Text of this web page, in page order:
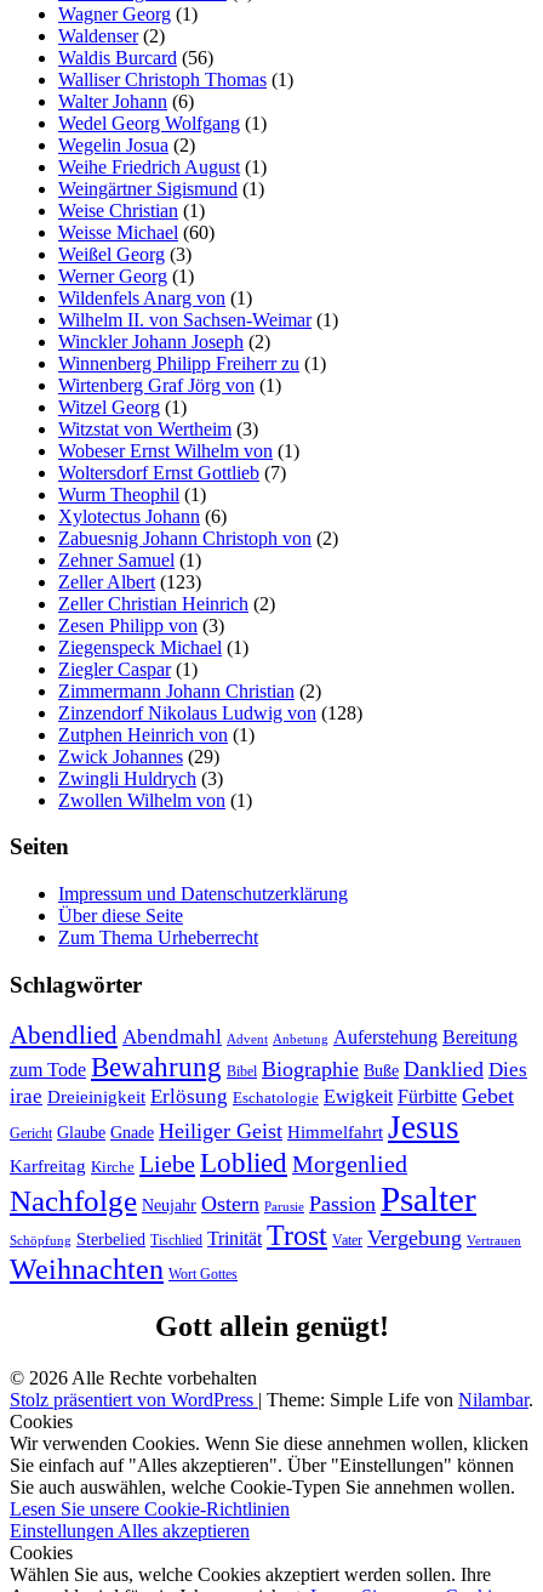
Wagner Georg (1)
Waldenser(2)
Waldis Burcard (56)
Walliser Christoph Thomas (1)
Walter Johann (6)
Wedel Georg Wolfgang (1)
Wegelin Josua (2)
Weihe Friedrich August (1)
Weingärtner Sigismund (1)
Weise Christian (1)
Weisse Michael (60)
Weißel Georg (3)
Werner Georg (1)
Wildenfels Anarg von (1)
Wilhelm II. von Sachsen-Weimar(1)
Winckler Johann Joseph (2)
Winnenberg Philipp Freiherr zu (1)
Wirtenberg Graf Jörg von (1)
Witzel Georg (1)
Witzstat von Wertheim (3)
Wobeser Ernst Wilhelm von (1)
Woltersdorf Ernst Gottlieb (7)
Wurm Theophil (1)
Xylotectus Johann (6)
Zabuesnig Johann Christoph von (2)
Zehner Samuel (1)
Zeller Albert (123)
Zeller Christian Heinrich (2)
Zesen Philipp von (3)
Ziegenspeck Michael (1)
Ziegler Caspar(1)
Zimmermann Johann Christian (2)
Zinzendorf Nikolaus Ludwig von (128)
Zutphen Heinrich von (1)
Zwick Johannes (29)
Zwingli Huldrych (3)
Zwollen Wilhelm von (1)
Seiten
Impressum und Datenschutzerklärung
Über diese Seite
Zum Thema Urheberrecht
Schlagwörter
Abendlied Abendmahl Advent Anbetung Auferstehung Bereitung
zum Tode Bewahrung Bibel Biographie Buße Danklied Dies
irae Dreieinigkeit Erlösung Eschatologie Ewigkeit Fürbitte Gebet
Gericht Glaube Gnade Heiliger Geist Himmelfahrt Jesus
Karfreitag Kirche LiebeLobliedMorgenlied
Nachfolge Neujahr Ostern Parusie Passion Psalter
Schöpfung Sterbelied Tischlied Trinität Trost Vater Vergebung Vertrauen
Weihnachten Wort Gottes
Gott allein genügt!
© 2026 Alle Rechte vorbehalten
Stolz präsentiert von WordPress | Theme: Simple Life von Nilambar.
Cookies
Wir verwenden Cookies. Wenn Sie diese annehmen wollen, klicken
Sie einfach auf "Alles akzeptieren". Über "Einstellungen" können
Sie auch auswählen, welche Cookie-Typen Sie annehmen wollen.
Lesen Sie unsere Cookie-Richtlinien
Einstellungen Alles akzeptieren
Cookies
Wählen Sie aus, welche Cookies akzeptiert werden sollen. Ihre